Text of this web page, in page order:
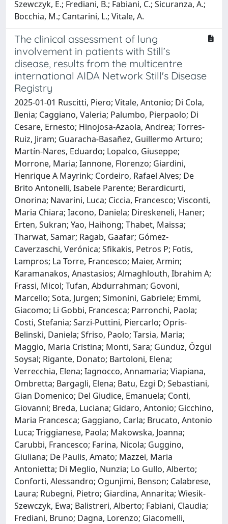
Szewczyk, E.; Frediani, B.; Fabiani, C.; Sicuranza, A.;
Bocchia, M.; Cantarini, L.; Vitale, A.
The clinical assessment of lung
involvement in patients with Still’s
disease, results from the multicentre
international AIDA Network Still's Disease
Registry
2025-01-01 Ruscitti, Piero; Vitale, Antonio; Di Cola,
Ilenia; Caggiano, Valeria; Palumbo, Pierpaolo; Di
Cesare, Ernesto; Hinojosa-Azaola, Andrea; Torres-
Ruiz, Jiram; Guaracha-Basañez, Guillermo Arturo;
Martín-Nares, Eduardo; Lopalco, Giuseppe;
Morrone, Maria; Iannone, Florenzo; Giardini,
Henrique A Mayrink; Cordeiro, Rafael Alves; De
Brito Antonelli, Isabele Parente; Berardicurti,
Onorina; Navarini, Luca; Ciccia, Francesco; Visconti,
Maria Chiara; Iacono, Daniela; Direskeneli, Haner;
Erten, Sukran; Yao, Haihong; Thabet, Maissa;
Tharwat, Samar; Ragab, Gaafar; Gómez-
Caverzaschi, Verónica; Sfikakis, Petros P; Fotis,
Lampros; La Torre, Francesco; Maier, Armin;
Karamanakos, Anastasios; Almaghlouth, Ibrahim A;
Frassi, Micol; Tufan, Abdurrahman; Govoni,
Marcello; Sota, Jurgen; Simonini, Gabriele; Emmi,
Giacomo; Li Gobbi, Francesca; Parronchi, Paola;
Costi, Stefania; Sarzi-Puttini, Piercarlo; Opris-
Belinski, Daniela; Sfriso, Paolo; Tarsia, Maria;
Maggio, Maria Cristina; Monti, Sara; Gündüz, Özgül
Soysal; Rigante, Donato; Bartoloni, Elena;
Verrecchia, Elena; Iagnocco, Annamaria; Viapiana,
Ombretta; Bargagli, Elena; Batu, Ezgi D; Sebastiani,
Gian Domenico; Del Giudice, Emanuela; Conti,
Giovanni; Breda, Luciana; Gidaro, Antonio; Gicchino,
Maria Francesca; Gaggiano, Carla; Brucato, Antonio
Luca; Triggianese, Paola; Makowska, Joanna;
Carubbi, Francesco; Farina, Nicola; Guggino,
Giuliana; De Paulis, Amato; Mazzei, Maria
Antonietta; Di Meglio, Nunzia; Lo Gullo, Alberto;
Conforti, Alessandro; Ogunjimi, Benson; Calabrese,
Laura; Rubegni, Pietro; Giardina, Annarita; Wiesik-
Szewczyk, Ewa; Balistreri, Alberto; Fabiani, Claudia;
Frediani, Bruno; Dagna, Lorenzo; Giacomelli,